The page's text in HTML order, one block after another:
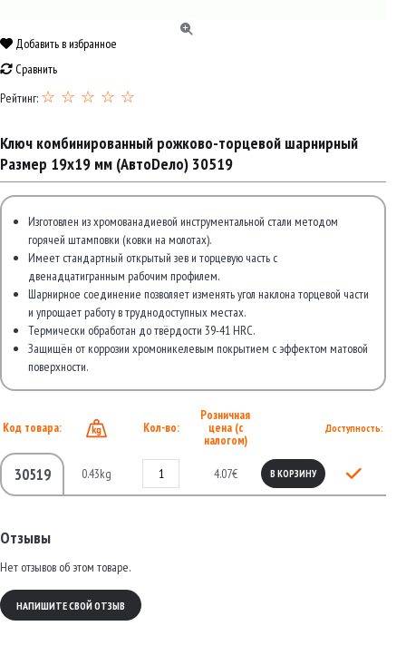
Добавить в избранное
Сравнить
Рейтинг: ☆ ☆ ☆ ☆ ☆
Ключ комбинированный рожково-торцевой шарнирный
Размер 19х19 мм (АвтоDело) 30519
Изготовлен из хромованадиевой инструментальной стали методом
горячей штамповки (ковки на молотах).
Имеет стандартный открытый зев и торцевую часть с
двенадцатигранным рабочим профилем.
Шарнирное соединение позволяет изменять угол наклона торцевой части
и упрощает работу в труднодоступных местах.
Термически обработан до твёрдости 39-41 HRC.
Защищён от коррозии хромоникелевым покрытием с эффектом матовой
поверхности.
Код товара: Кол-во:
Розничная
цена (с
налогом)
Доступность:
30519 0.43kg 4.07€ В КОРЗИНУ
Отзывы
Нет отзывов об этом товаре.
НАПИШИТЕ СВОЙ ОТЗЫВ